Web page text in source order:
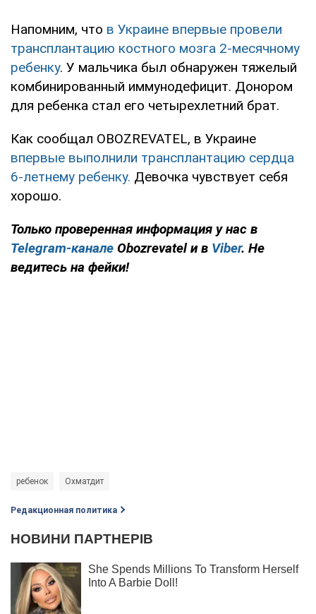
Напомним, что в Украине впервые провели
трансплантацию костного мозга 2-месячному
ребенку. У мальчика был обнаружен тяжелый
комбинированный иммунодефицит. Донором
для ребенка стал его четырехлетний брат.
Как сообщал OBOZREVATEL, в Украине
впервые выполнили трансплантацию сердца
6-летнему ребенку. Девочка чувствует себя
хорошо.
Только проверенная информация у нас в
Telegram-канале Obozrevatel и в Viber. Не
ведитесь на фейки!
ребенок Охматдит
Редакционная политика